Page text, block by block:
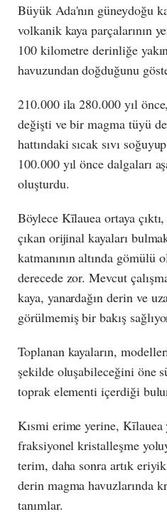
Büyük Ada'nın güneydoğu
volkanik kaya parçalarının
100 kilometre derinliğe
havuzundan doğduğunu
210.000 ila 280.000 yıl
değişti ve bir magma tüyü
hattındaki sıcak sıvı
100.000 yıl önce dalgaları
oluşturdu.
Böylece Kīlauea ortaya
çıkan orijinal kayaları
katmanının altında gömülü
derecede zor. Mevcut
kaya, yanardağın derin ve
görülmemiş bir bakış
Toplanan kayaların,
şekilde oluşabileceğini öne
toprak elementi içerdiği
Kısmi erime yerine, Kīlauea
fraksiyonel kristalleşme
terim, daha sonra artık
derin magma havuzlarında
tanımlar.